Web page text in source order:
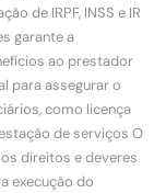
de IRPF, INSS e IR
garante a
ao prestador
para assegurar o
como licença
de serviços O
direitos e deveres
execução do